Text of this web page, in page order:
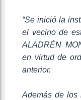
“Se inició la
el vecino de
ALADRÉN
en virtud de
anterior.
Además de los